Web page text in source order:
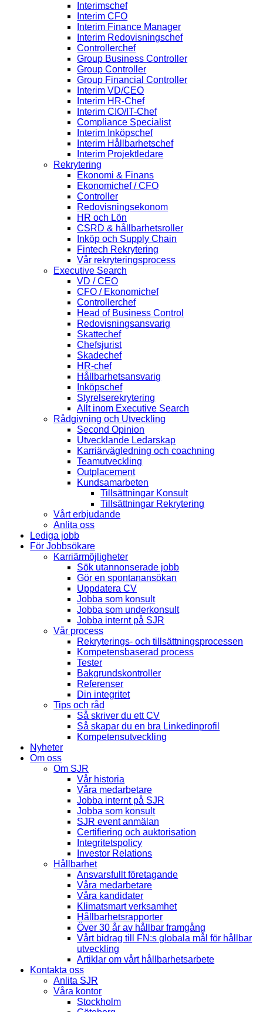
Interimschef
Interim CFO
Interim Finance Manager
Interim Redovisningschef
Controllerchef
Group Business Controller
Group Controller
Group Financial Controller
Interim VD/CEO
Interim HR-Chef
Interim CIO/IT-Chef
Compliance Specialist
Interim Inköpschef
Interim Hållbarhetschef
Interim Projektledare
Rekrytering
Ekonomi & Finans
Ekonomichef / CFO
Controller
Redovisningsekonom
HR och Lön
CSRD & hållbarhetsroller
Inköp och Supply Chain
Fintech Rekrytering
Vår rekryteringsprocess
Executive Search
VD / CEO
CFO / Ekonomichef
Controllerchef
Head of Business Control
Redovisningsansvarig
Skattechef
Chefsjurist
Skadechef
HR-chef
Hållbarhetsansvarig
Inköpschef
Styrelserekrytering
Allt inom Executive Search
Rådgivning och Utveckling
Second Opinion
Utvecklande Ledarskap
Karriärvägledning och coachning
Teamutveckling
Outplacement
Kundsamarbeten
Tillsättningar Konsult
Tillsättningar Rekrytering
Vårt erbjudande
Anlita oss
Lediga jobb
För Jobbsökare
Karriärmöjligheter
Sök utannonserade jobb
Gör en spontanansökan
Uppdatera CV
Jobba som konsult
Jobba som underkonsult
Jobba internt på SJR
Vår process
Rekryterings- och tillsättningsprocessen
Kompetensbaserad process
Tester
Bakgrundskontroller
Referenser
Din integritet
Tips och råd
Så skriver du ett CV
Så skapar du en bra Linkedinprofil
Kompetensutveckling
Nyheter
Om oss
Om SJR
Vår historia
Våra medarbetare
Jobba internt på SJR
Jobba som konsult
SJR event anmälan
Certifiering och auktorisation
Integritetspolicy
Investor Relations
Hållbarhet
Ansvarsfullt företagande
Våra medarbetare
Våra kandidater
Klimatsmart verksamhet
Hållbarhetsrapporter
Över 30 år av hållbar framgång
Vårt bidrag till FN:s globala mål för hållbar
utveckling
Artiklar om vårt hållbarhetsarbete
Kontakta oss
Anlita SJR
Våra kontor
Stockholm